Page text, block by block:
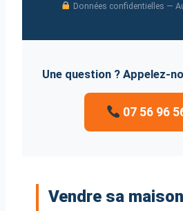
Données confidentielles —
Une question ? Appelez-
07 56 96
Vendre sa